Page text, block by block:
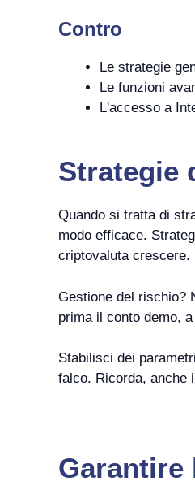
Contro
Le strategie
Le funzioni
L'accesso a
Strategie
Quando si tratta di
modo efficace.
criptovaluta crescere.
Gestione del rischio?
prima il conto demo,
Stabilisci dei
falco. Ricorda, anche
Garantire